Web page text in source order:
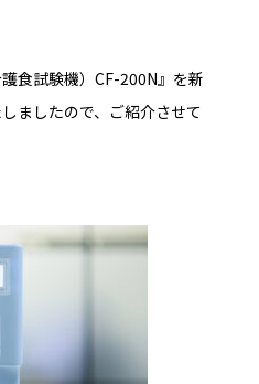
食試験機）CF-200N』 を新
ましたので、ご紹介させて